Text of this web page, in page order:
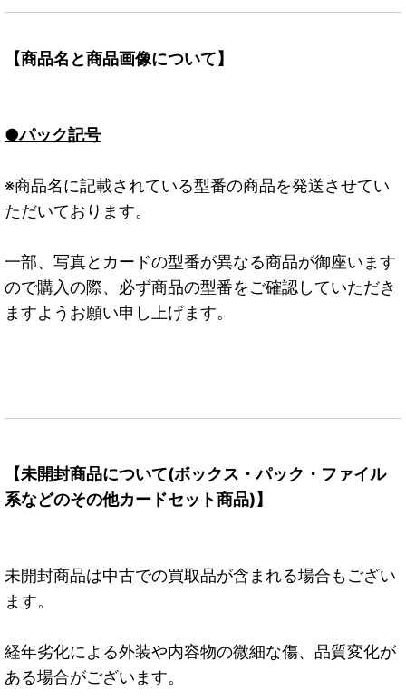
【商品名と商品画像について】
●パック記号
※商品名に記載されている型番の商品を発送させてい
ただいております。
一部、写真とカードの型番が異なる商品が御座います
ので購入の際、必ず商品の型番をご確認していただき
ますようお願い申し上げます。
【未開封商品について(ボックス・パック・ファイル
系などのその他カードセット商品)】
未開封商品は中古での買取品が含まれる場合もござい
ます。
経年劣化による外装や内容物の微細な傷、品質変化が
ある場合がございます。